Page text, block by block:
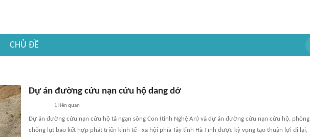
CHỦ ĐỀ
Dự án đường cứu nạn cứu hộ dang dở
1 liên quan
Dự án đường cứu nạn cứu hộ tả ngạn sông Con (tỉnh Nghệ An) và dự án đường cứu nạn cứu hộ, phòng
chống lụt bão kết hợp phát triển kinh tế - xã hội phía Tây tỉnh Hà Tĩnh được kỳ vọng tạo thuận lợi đi lại,